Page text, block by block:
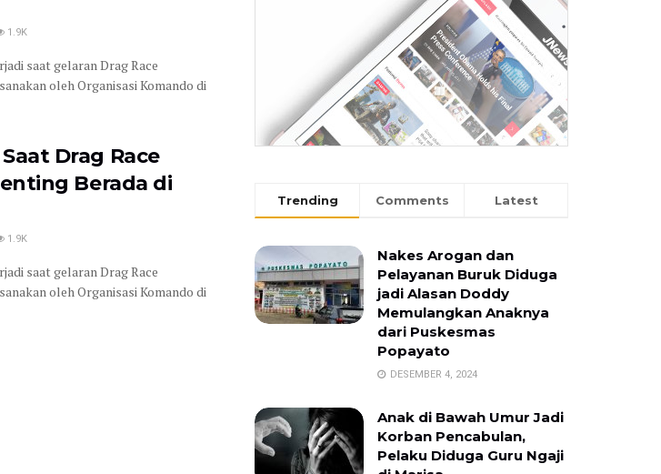
1.9K
saat gelaran Drag Race
oleh Organisasi Komando di
Drag Race
Berada di
1.9K
saat gelaran Drag Race
oleh Organisasi Komando di
Trending Comments Latest
Nakes Arogan dan
Pelayanan Buruk Diduga
jadi Alasan Doddy
Memulangkan Anaknya
dari Puskesmas
Popayato
DESEMBER 4, 2024
Anak di Bawah Umur Jadi
Korban Pencabulan,
Pelaku Diduga Guru Ngaji